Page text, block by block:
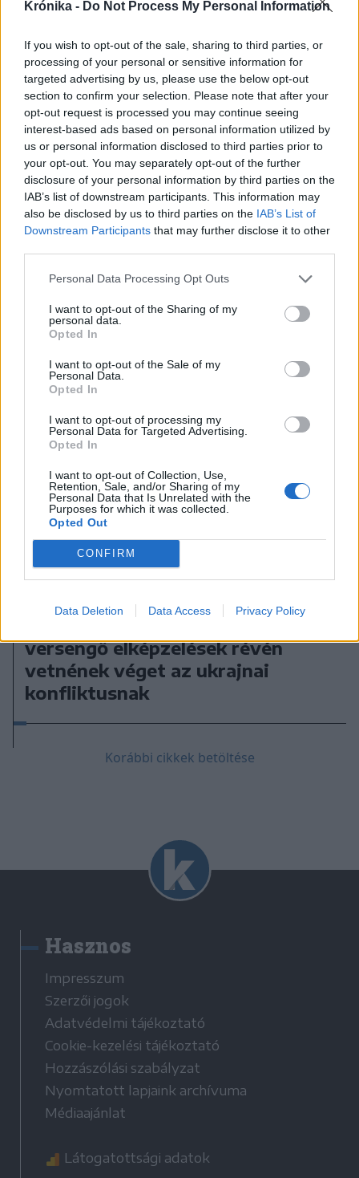
Krónika - Do Not Process My Personal Information
If you wish to opt-out of the sale, sharing to third parties, or
processing of your personal or sensitive information for
targeted advertising by us, please use the below opt-out
section to confirm your selection. Please note that after your
opt-out request is processed you may continue seeing
interest-based ads based on personal information utilized by
us or personal information disclosed to third parties prior to
your opt-out. You may separately opt-out of the further
disclosure of your personal information by third parties on the
IAB’s list of downstream participants. This information may
also be disclosed by us to third parties on the IAB’s List of
Downstream Participants that may further disclose it to other
Personal Data Processing Opt Outs
I want to opt-out of the Sharing of my
personal data.
Opted In
I want to opt-out of the Sale of my
Personal Data.
Opted In
I want to opt-out of processing my
Personal Data for Targeted Advertising.
Opted In
I want to opt-out of Collection, Use,
Retention, Sale, and/or Sharing of my
Personal Data that Is Unrelated with the
Purposes for which it was collected.
Opted Out
CONFIRM
Data Deletion Data Access Privacy Policy
Ukrajna jövője: Európa a
partvonalon
versengő elképzelések révén
vetnének véget az ukrajnai
konfliktusnak
Korábbi cikkek betöltése
Hasznos
Impresszum
Szerzői jogok
Adatvédelmi tájékoztató
Cookie-kezelési tájékoztató
Hozzászólási szabályzat
Nyomtatott lapjaink archívuma
Médiaajánlat
Látogatottsági adatok